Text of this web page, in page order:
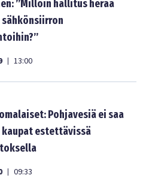
”Milloin hallitus herää
sähkönsiirron
| 13:00
Pohjavesiä ei saa
kaupat estettävissä
| 09:33